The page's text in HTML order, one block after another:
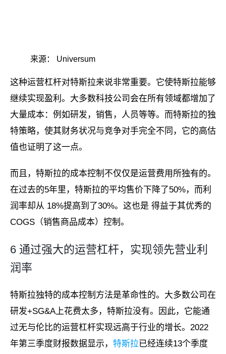
来源： Universum
这种运营杠杆对特斯拉来说非常重要。它使特斯拉能够
继续实现盈利。大多数科技公司会在所有领域都增加了
大量成本：例如研发，销售，人员等等。而特斯拉的独
特策略，使其财务状况与竞争对手完全不同，它的高估
值也证明了这一点。
而且，特斯拉的成本控制不仅仅是运营费用所独有的。
在过去的5年里，特斯拉的平均售价下降了50%，而利
润率却从 18%提高到了30%。这也是 得益于其优秀的
COGS（销售商品成本）控制。
6 通过强大的运营杠杆，实现领先营业利
润率
特斯拉独特的成本控制方法是革命性的。大多数公司在
研发+SG&A上花费太多，特斯拉没有。因此，它能通
过无与伦比的运营杠杆实现远高于行业的增长。2022
年第三季度财报数据显示， 特斯拉已经连续13个季度